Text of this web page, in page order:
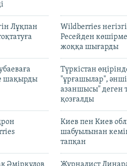
Лұқпан
Wildberries
Ресейден
жоққа шығарды
шақырды
Түркістан
"ұрғашылар",
азаншысы" деген
қозғалды
Киев пен Киев
шабуылынан
тапқан